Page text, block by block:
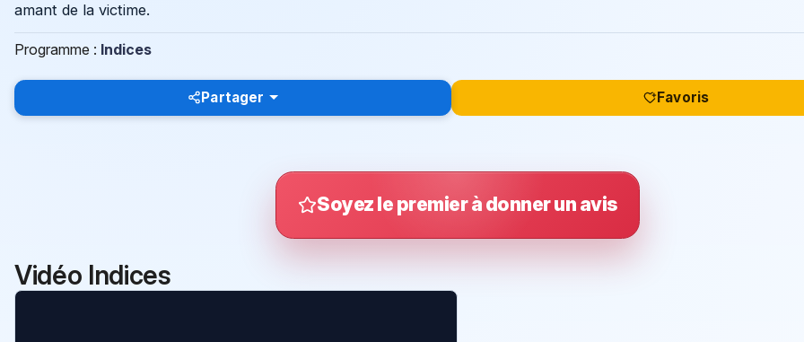
amant de la victime.
Programme : Indices
Partager Favoris
Soyez le premier à donner un avis
Vidéo Indices